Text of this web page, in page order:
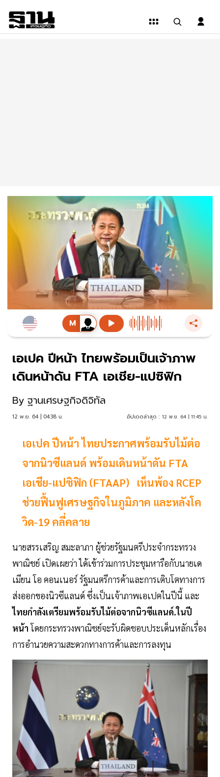
เอเปค ปีหน้า ไทยพร้อมเป็นเจ้าภาพ
เดินหน้าดัน FTA เอเชีย-แปซิฟิก
By ฐานเศรษฐกิจดิจิทัล
12 พ.ย. 64 | 04:38 น. อัปเดตล่าสุด : 12 พ.ย. 64 | 11:45 น.
เอเปค ปีหน้า ไทยประกาศพร้อมรับไม้ต่อ
จากนิวซีแลนด์ พร้อมเดินหน้าดัน FTA
เอเชีย-แปซิฟิก (FTAAP) เห็นพ้อง RCEP
ช่วยฟื้นฟูเศรษฐกิจในภูมิภาค และหลังโค
วิด-19 คลี่คลาย
นายสรรเสริญ สมะลาภา ผู้ช่วยรัฐมนตรีประจำกระทรวง
พาณิชย์ เปิดเผยว่า ได้เข้าร่วมการประชุมหารือกับนายเด
เมียน โอ คอนเนอร์ รัฐมนตรีการค้าและการเติบโตทางการ
ส่งออกของนิวซีแลนด์ ซึ่งเป็นเจ้าภาพเอเปคในปีนี้ และ
ไทยกำลังเตรียมพร้อมรับไม้ต่อจากนิวซีแลนด์.ในปี
หน้าโดยกระทรวงพาณิชย์จะรับผิดชอบประเด็นหลักเรื่อง
การอำนวยความสะดวกทางการค้าและการลงทุน